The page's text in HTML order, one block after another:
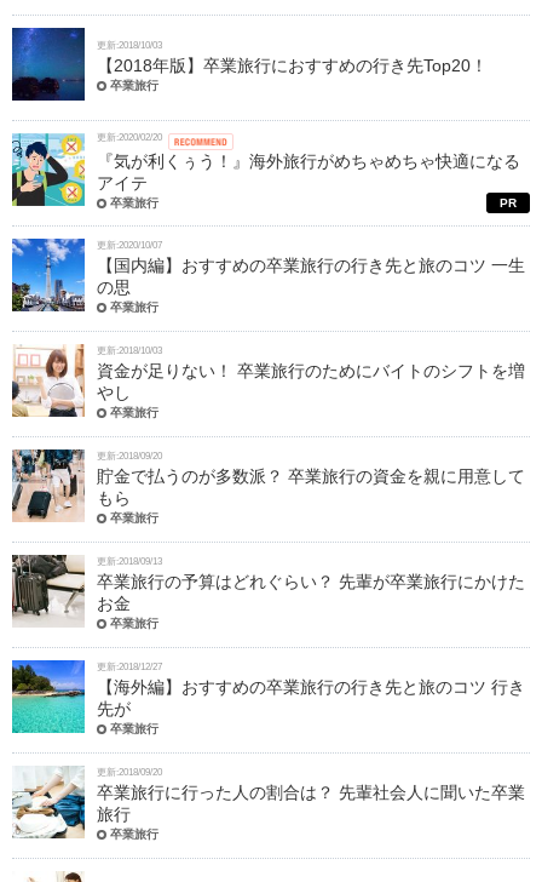
更新:2018/10/03
【2018年版】卒業旅行におすすめの行き先Top20！
卒業旅行
更新:2020/02/20
『気が利くぅう！』海外旅行がめちゃめちゃ快適になる
アイテ
卒業旅行 PR
更新:2020/10/07
【国内編】おすすめの卒業旅行の行き先と旅のコツ 一生
の思
卒業旅行
更新:2018/10/03
資金が足りない！ 卒業旅行のためにバイトのシフトを増
やし
卒業旅行
更新:2018/09/20
貯金で払うのが多数派？ 卒業旅行の資金を親に用意して
もら
卒業旅行
更新:2018/09/13
卒業旅行の予算はどれぐらい？ 先輩が卒業旅行にかけた
お金
卒業旅行
更新:2018/12/27
【海外編】おすすめの卒業旅行の行き先と旅のコツ 行き
先が
卒業旅行
更新:2018/09/20
卒業旅行に行った人の割合は？ 先輩社会人に聞いた卒業
旅行
卒業旅行